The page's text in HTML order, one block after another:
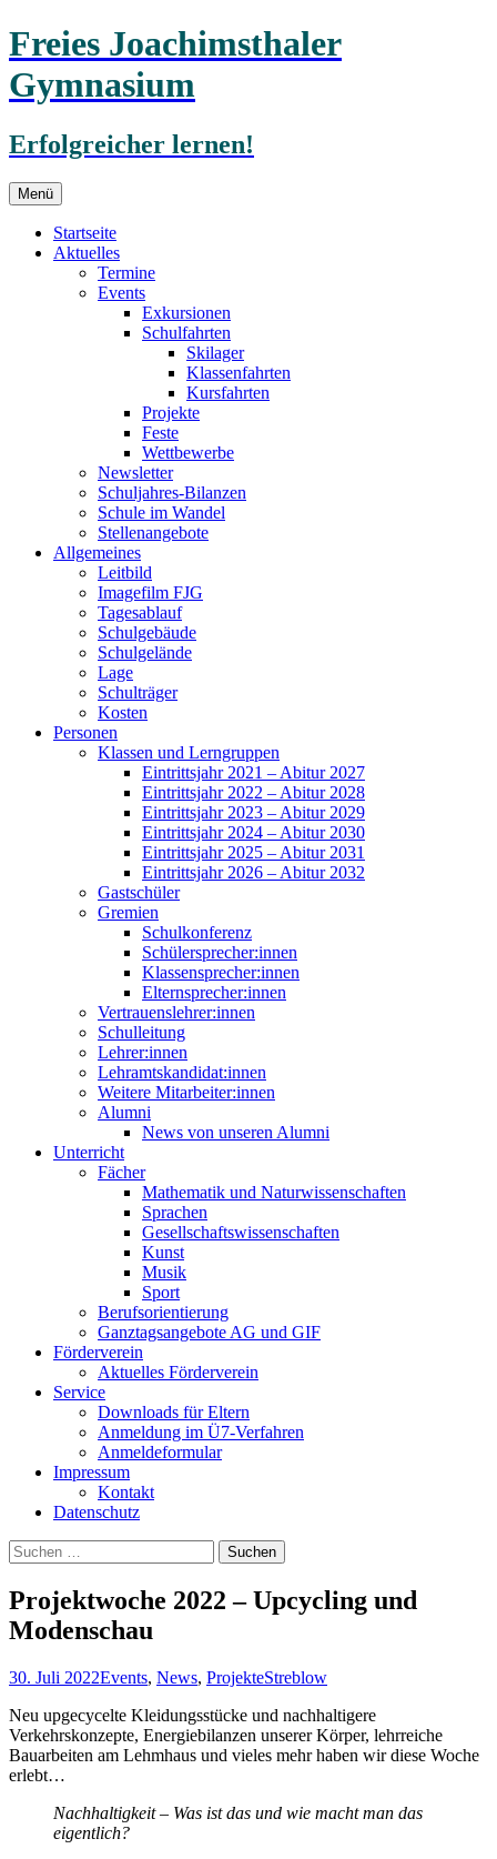
Freies Joachimsthaler
Gymnasium
Erfolgreicher lernen!
Menü Zum
Inhalt
springen
Startseite
Aktuelles
Termine
Events
Exkursionen
Schulfahrten
Skilager
Klassenfahrten
Kursfahrten
Projekte
Feste
Wettbewerbe
Newsletter
Schuljahres-Bilanzen
Schule im Wandel
Stellenangebote
Allgemeines
Leitbild
Imagefilm FJG
Tagesablauf
Schulgebäude
Schulgelände
Lage
Schulträger
Kosten
Personen
Klassen und Lerngruppen
Eintrittsjahr 2021 – Abitur 2027
Eintrittsjahr 2022 – Abitur 2028
Eintrittsjahr 2023 – Abitur 2029
Eintrittsjahr 2024 – Abitur 2030
Eintrittsjahr 2025 – Abitur 2031
Eintrittsjahr 2026 – Abitur 2032
Gastschüler
Gremien
Schulkonferenz
Schülersprecher:innen
Klassensprecher:innen
Elternsprecher:innen
Vertrauenslehrer:innen
Schulleitung
Lehrer:innen
Lehramtskandidat:innen
Weitere Mitarbeiter:innen
Alumni
News von unseren Alumni
Unterricht
Fächer
Mathematik und Naturwissenschaften
Sprachen
Gesellschaftswissenschaften
Kunst
Musik
Sport
Berufsorientierung
Ganztagsangebote AG und GIF
Förderverein
Aktuelles Förderverein
Service
Downloads für Eltern
Anmeldung im Ü7-Verfahren
Anmeldeformular
Impressum
Kontakt
Datenschutz
Suchen
nach:
Projektwoche 2022 – Upcycling und
Modenschau
30. Juli 2022Events, News, ProjekteStreblow
Neu upgecycelte Kleidungsstücke und nachhaltigere
Verkehrskonzepte, Energiebilanzen unserer Körper, lehrreiche
Bauarbeiten am Lehmhaus und vieles mehr haben wir diese Woche
erlebt…
Nachhaltigkeit – Was ist das und wie macht man das
eigentlich?